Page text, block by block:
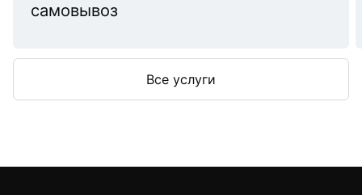
самовывоз
Все услуги